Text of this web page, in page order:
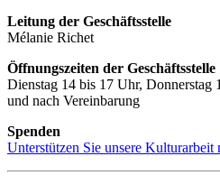
Leitung der Geschäftsstelle
Mélanie Richet
Öffnungszeiten der Geschäftsstelle
Dienstag 14 bis 17 Uhr, Donnerstag
und nach Vereinbarung
Spenden
Unterstützen Sie unsere Kulturarbeit